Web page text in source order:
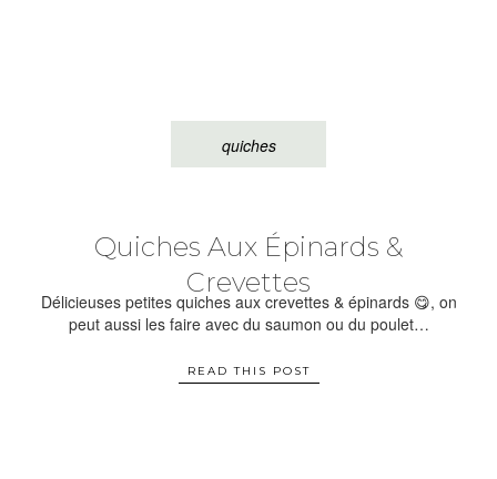
quiches
Quiches Aux Épinards &
Crevettes
Délicieuses petites quiches aux crevettes & épinards 😋, on
peut aussi les faire avec du saumon ou du poulet…
READ THIS POST